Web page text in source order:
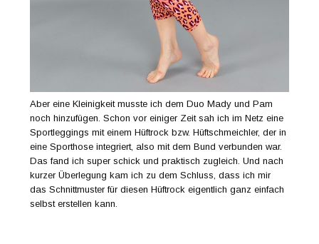
Aber eine Kleinigkeit musste ich dem Duo Mady und Pam
noch hinzufügen. Schon vor einiger Zeit sah ich im Netz eine
Sportleggings mit einem Hüftrock bzw. Hüftschmeichler, der in
eine Sporthose integriert, also mit dem Bund verbunden war.
Das fand ich super schick und praktisch zugleich. Und nach
kurzer Überlegung kam ich zu dem Schluss, dass ich mir
das Schnittmuster für diesen Hüftrock eigentlich ganz einfach
selbst erstellen kann.